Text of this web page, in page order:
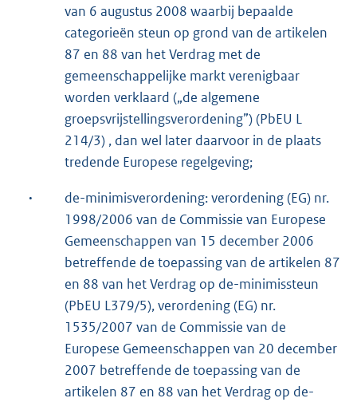
van 6 augustus 2008 waarbij bepaalde
categorieën steun op grond van de artikelen
87 en 88 van het Verdrag met de
gemeenschappelijke markt verenigbaar
worden verklaard („de algemene
groepsvrijstellingsverordening”) (PbEU L
214/3) , dan wel later daarvoor in de plaats
tredende Europese regelgeving;
·
de-minimisverordening: verordening (EG) nr.
1998/2006 van de Commissie van Europese
Gemeenschappen van 15 december 2006
betreffende de toepassing van de artikelen 87
en 88 van het Verdrag op de-minimissteun
(PbEU L379/5), verordening (EG) nr.
1535/2007 van de Commissie van de
Europese Gemeenschappen van 20 december
2007 betreffende de toepassing van de
artikelen 87 en 88 van het Verdrag op de-